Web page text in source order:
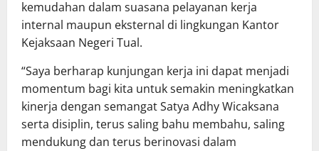
kemudahan dalam suasana pelayanan kerja
internal maupun eksternal di lingkungan Kantor
Kejaksaan Negeri Tual.
“Saya berharap kunjungan kerja ini dapat menjadi
momentum bagi kita untuk semakin meningkatkan
kinerja dengan semangat Satya Adhy Wicaksana
serta disiplin, terus saling bahu membahu, saling
mendukung dan terus berinovasi dalam